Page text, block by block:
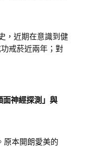
，近期在意識到健
戒菸近兩年；對
面神經探測」與
原本開朗愛美的